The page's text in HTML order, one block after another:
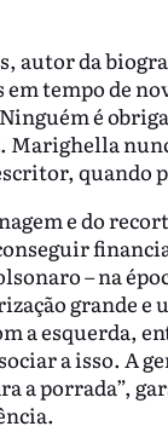
autor da
em tempo de
é
quando
e do
– na
grande
a esquerda,
a isso. A
a porrada”,